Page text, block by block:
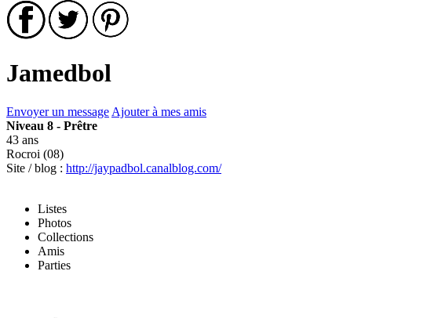
Jamedbol
Envoyer un message Ajouter à mes amis
Niveau 8 - Prêtre
43 ans
Rocroi (08)
Site / blog : http://jaypadbol.canalblog.com/
Listes
Photos
Collections
Amis
Parties